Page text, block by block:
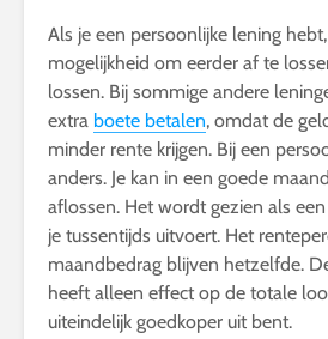
Als je een persoonlijke lening
mogelijkheid om eerder af te
lossen. Bij sommige andere
extra boete betalen, omdat de
minder rente krijgen. Bij een
anders. Je kan in een goede
aflossen. Het wordt gezien als
je tussentijds uitvoert. Het
maandbedrag blijven hetzelfde.
heeft alleen effect op de totale
uiteindelijk goedkoper uit bent.